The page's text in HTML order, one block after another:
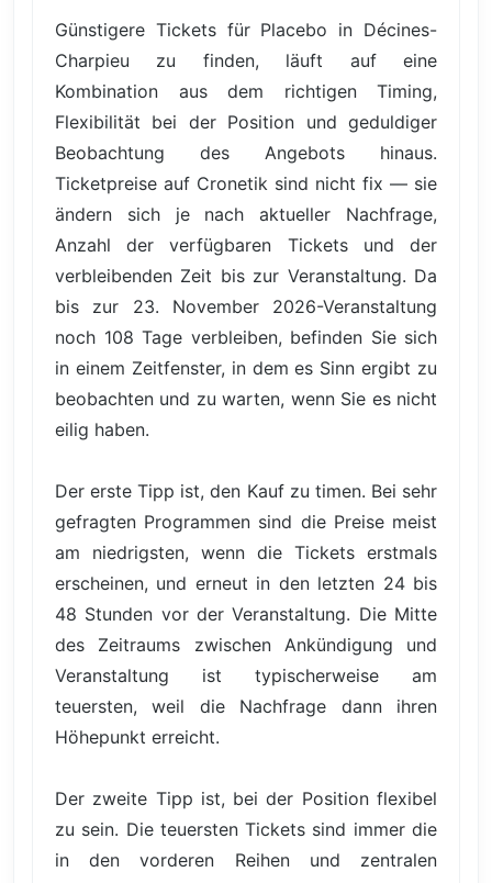
Günstigere Tickets für Placebo in Décines-
Charpieu zu finden, läuft auf eine
Kombination aus dem richtigen Timing,
Flexibilität bei der Position und geduldiger
Beobachtung des Angebots hinaus.
Ticketpreise auf Cronetik sind nicht fix — sie
ändern sich je nach aktueller Nachfrage,
Anzahl der verfügbaren Tickets und der
verbleibenden Zeit bis zur Veranstaltung. Da
bis zur 23. November 2026-Veranstaltung
noch 108 Tage verbleiben, befinden Sie sich
in einem Zeitfenster, in dem es Sinn ergibt zu
beobachten und zu warten, wenn Sie es nicht
eilig haben.
Der erste Tipp ist, den Kauf zu timen. Bei sehr
gefragten Programmen sind die Preise meist
am niedrigsten, wenn die Tickets erstmals
erscheinen, und erneut in den letzten 24 bis
48 Stunden vor der Veranstaltung. Die Mitte
des Zeitraums zwischen Ankündigung und
Veranstaltung ist typischerweise am
teuersten, weil die Nachfrage dann ihren
Höhepunkt erreicht.
Der zweite Tipp ist, bei der Position flexibel
zu sein. Die teuersten Tickets sind immer die
in den vorderen Reihen und zentralen